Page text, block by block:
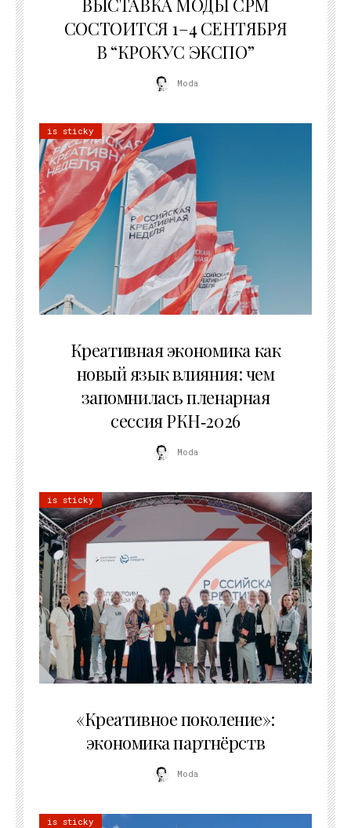
ВЫСТАВКА МОДЫ CPM
СОСТОИТСЯ 1–4 СЕНТЯБРЯ
В “КРОКУС ЭКСПО”
Moda
is sticky
Креативная экономика как
новый язык влияния: чем
запомнилась пленарная
сессия РКН‑2026
Moda
is sticky
«Креативное поколение»:
экономика партнёрств
Moda
is sticky